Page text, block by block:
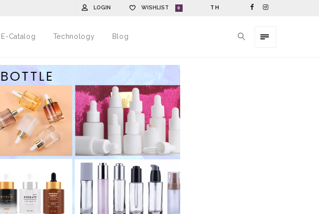
TH
0
WISHLIST
LOGIN
E-Catalog Technology Blog